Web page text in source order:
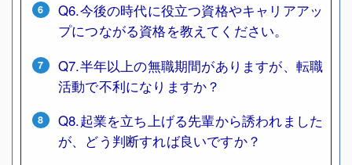
Q6.今後の時代に役立つ資格やキャリアアッ
プにつながる資格を教えてください。
Q7.半年以上の無職期間がありますが、転職
活動で不利になりますか？
Q8.起業を立ち上げる先輩から誘われました
が、どう判断すれば良いですか？